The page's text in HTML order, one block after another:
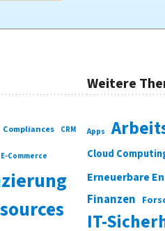
Compliances CRM
E-Commerce
Weitere
Apps
Cloud
Erneuerbare
Finanzen
IT-